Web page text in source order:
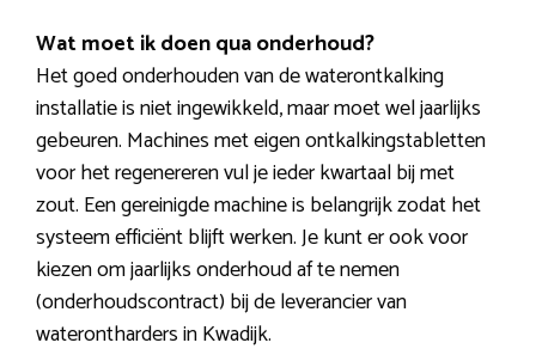
Wat moet ik doen qua onderhoud?
Het goed onderhouden van de waterontkalking
installatie is niet ingewikkeld, maar moet wel jaarlijks
gebeuren. Machines met eigen ontkalkingstabletten
voor het regenereren vul je ieder kwartaal bij met
zout. Een gereinigde machine is belangrijk zodat het
systeem efficiënt blijft werken. Je kunt er ook voor
kiezen om jaarlijks onderhoud af te nemen
(onderhoudscontract) bij de leverancier van
waterontharders in Kwadijk.